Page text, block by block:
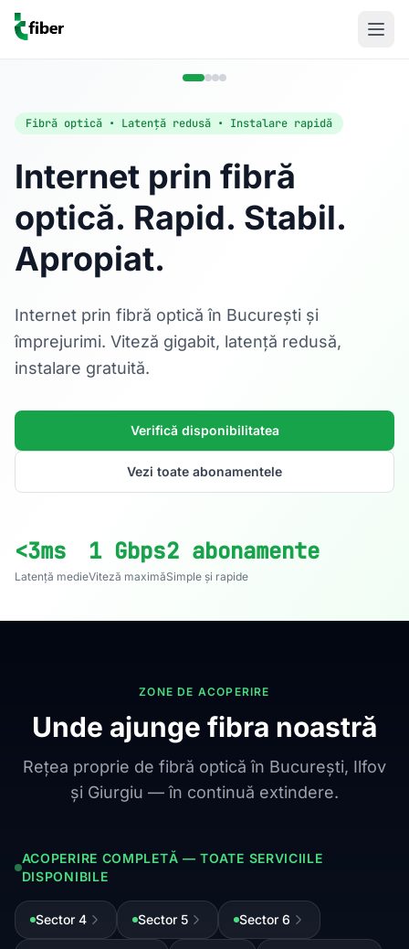
Fibră optică • Latență redusă • Instalare rapidă
Internet prin fibră
optică. Rapid. Stabil.
Apropiat.
Internet prin fibră optică în București și
împrejurimi. Viteză gigabit, latență redusă,
instalare gratuită.
Verifică disponibilitatea
Vezi toate abonamentele
<3ms
Latență medie
1 Gbps
Viteză maximă
2 abonamente
Simple și rapide
Acasă
Internet Rezidențial
Fibră optică până la 1 Gbps, direct în casa ta.
ZONE DE ACOPERIRE
Unde ajunge fibra noastră
Rețea proprie de fibră optică în București, Ilfov
și Giurgiu — în continuă extindere.
ACOPERIRE COMPLETĂ — TOATE SERVICIILE
DISPONIBILE
Sector 4 Sector 5 Sector 6